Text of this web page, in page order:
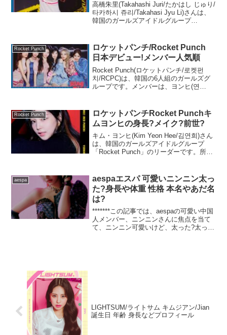
高橋朱里(Takahashi Juri/たかはし じゅり/
타카하시 쥬리/Takahasi Jyu Li)さんは、
韓国のガールズアイドルグループ
「AKB...
Rocket Punch
ロケットパンチ/Rocket Punch
日本デビュー!メンバー人気順
Rocket Punch(ロケットパンチ/로켓펀
치/RCPC)は、韓国の6人組のガールズグ
ループです。メンバーは、ヨンヒ(연
里/Takahashi J...
Rocket Punch
ロケットパンチRocket Punchキ
ムヨンヒの身長?メイク?前世?
キム・ヨンヒ(Kim Yeon Hee/김연희)さん
は、韓国のガールズアイドルグループ
「Rocket Punch」のリーダーです。所属
デビュー...
aespa
aespaエスパ 可愛いニンニン太っ
た?身長や体重 性格 本名やあだ名
は?
*******この記事では、aespaの可愛い中国
人メンバー、ニンニンさんに焦点を当て
て、ニンニン可愛いけど、太った?太って
LIGHTSUM/ライトサム キムジアン/Jian
誕生日 年齢 身長などプロフィール